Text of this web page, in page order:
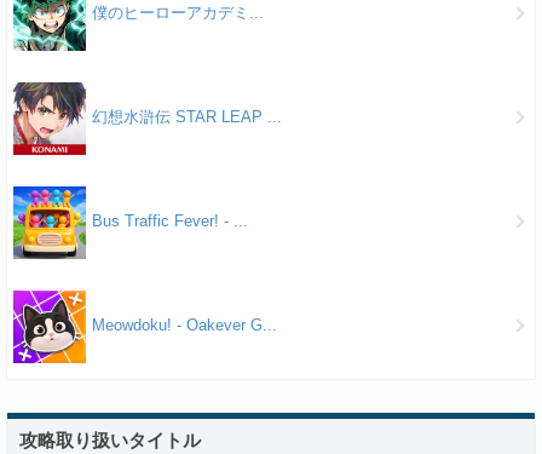
僕のヒーローアカデミ...
幻想水滸伝 STAR LEAP ...
Bus Traffic Fever! - ...
Meowdoku! - Oakever G...
攻略取り扱いタイトル